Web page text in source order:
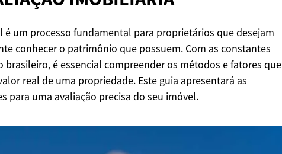
é um processo fundamental para proprietários que desejam
conhecer o patrimônio que possuem. Com as constantes
é essencial compreender os métodos e fatores que
real de uma propriedade. Este guia apresentará as
para uma avaliação precisa do seu imóvel.